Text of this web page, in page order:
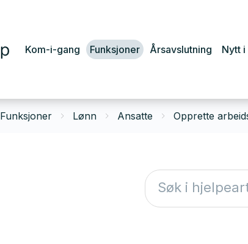
Kom-i-gang Funksjoner Årsavslutning Nytt
Funksjoner Lønn Ansatte Opprette